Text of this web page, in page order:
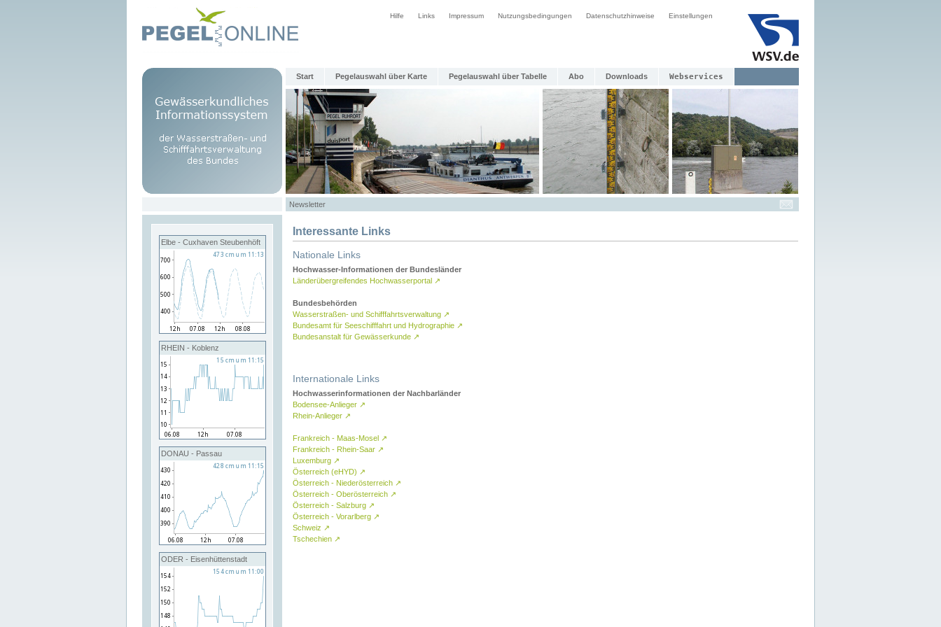
Hilfe Links Impressum Nutzungsbedingungen Datenschutzhinweise Einstellungen
Start Pegelauswahl über Karte Pegelauswahl über Tabelle Abo Downloads Webservices
Newsletter
Elbe - Cuxhaven Steubenhöft
RHEIN - Koblenz
DONAU - Passau
ODER - Eisenhüttenstadt
Interessante Links
Nationale Links
Hochwasser-Informationen der Bundesländer
Länderübergreifendes Hochwasserportal ↗
Bundesbehörden
Wasserstraßen- und Schifffahrtsverwaltung ↗
Bundesamt für Seeschifffahrt und Hydrographie ↗
Bundesanstalt für Gewässerkunde ↗
Internationale Links
Hochwasserinformationen der Nachbarländer
Bodensee-Anlieger ↗
Rhein-Anlieger ↗
Frankreich - Maas-Mosel ↗
Frankreich - Rhein-Saar ↗
Luxemburg ↗
Österreich (eHYD) ↗
Österreich - Niederösterreich ↗
Österreich - Oberösterreich ↗
Österreich - Salzburg ↗
Österreich - Vorarlberg ↗
Schweiz ↗
Tschechien ↗